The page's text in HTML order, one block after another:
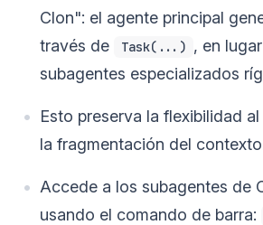
Clon": el agente principal
través de
Task(...) , en
subagentes especializados
Esto preserva la flexibilidad
la fragmentación del
Accede a los subagentes de
usando el comando de barra: